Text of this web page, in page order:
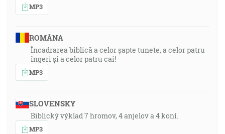
MP3
ROMÂNA
Încadrarea biblică a celor șapte tunete, a celor patru
îngeri și a celor patru cai!
MP3
SLOVENSKY
Biblický výklad 7 hromov, 4 anjelov a 4 koní.
MP3